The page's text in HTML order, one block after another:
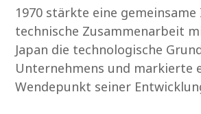
1970 stärkte eine
technische Zusammenarbeit
Japan die technologische
Unternehmens und markierte
Wendepunkt seiner